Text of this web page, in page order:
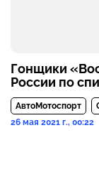
Гонщики
России по
АвтоМотоспорт
26 мая 2021 г., 00:22